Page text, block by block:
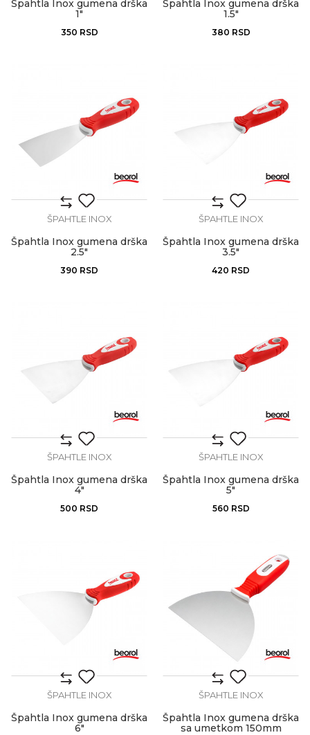
Špahtla Inox gumena drška
1"
350 RSD
Špahtla Inox gumena drška
1.5"
380 RSD
ŠPAHTLE INOX
Špahtla Inox gumena drška
2.5"
390 RSD
ŠPAHTLE INOX
Špahtla Inox gumena drška
3.5"
420 RSD
ŠPAHTLE INOX
Špahtla Inox gumena drška
4"
500 RSD
ŠPAHTLE INOX
Špahtla Inox gumena drška
5"
560 RSD
ŠPAHTLE INOX
Špahtla Inox gumena drška
6"
ŠPAHTLE INOX
Špahtla Inox gumena drška
sa umetkom 150mm